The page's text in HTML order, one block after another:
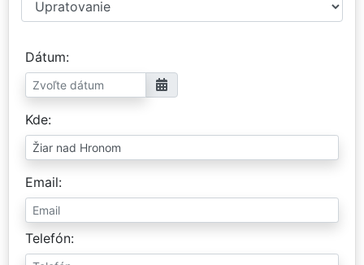
Dátum
Kde
Email
Telefón